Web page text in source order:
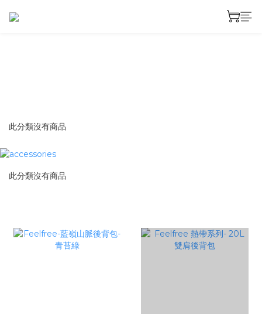
此分類沒有商品
此分類沒有商品